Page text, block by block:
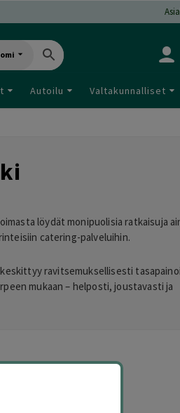
Autoilu Valtakunnalliset
löydät monipuolisia ratkaisuja
catering-palveluihin.
ravitsemuksellisesti
mukaan – helposti, joustavasti ja